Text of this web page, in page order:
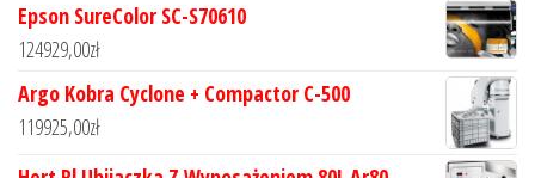
Epson SureColor SC-S70610
124929,00zł
Argo Kobra Cyclone + Compactor C-500
119925,00zł